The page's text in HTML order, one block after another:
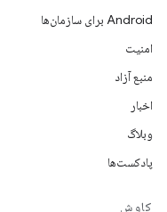
Android برای سازمان‌ها
امنیت
منبع آزاد
اخبار
وبلاگ
پادکست‌ها
کاوش